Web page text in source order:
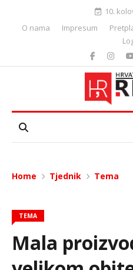
10.
O nama
Impresum
Home Tjednik Tema
TEMA
Mala